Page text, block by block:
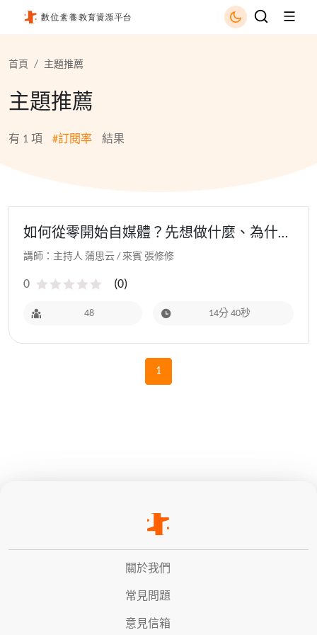
首頁 主題推薦
主題推薦
有 1 項 #訂閱率 結果
如何從零開始自媒體？先想做什麼、為什麼
做！
講師：主持人 蒲思云 / 來賓 張修修
0 (0)
48 14分 40秒
1
關於我們
常見問題
意見信箱